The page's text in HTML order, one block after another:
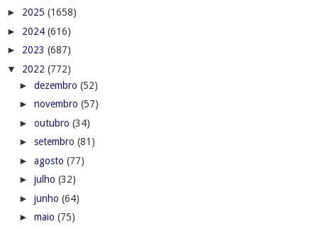
► 2025 (1658)
► 2024 (616)
► 2023 (687)
▼ 2022 (772)
► dezembro (52)
► novembro (57)
► outubro (34)
► setembro (81)
► agosto (77)
► julho (32)
► junho (64)
► maio (75)